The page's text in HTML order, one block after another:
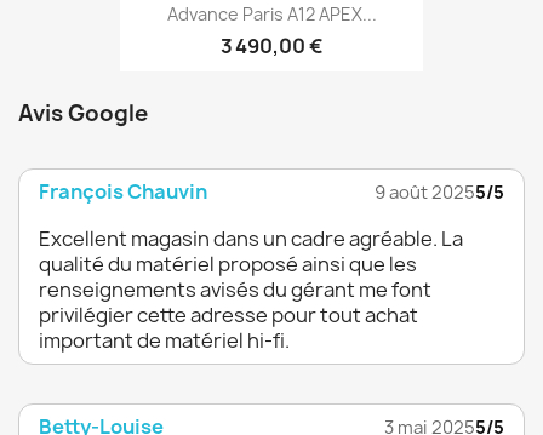
Advance Paris A12 APEX...
3 490,00 €
Avis Google
François Chauvin 9 août 20255/5
Excellent magasin dans un cadre agréable. La
qualité du matériel proposé ainsi que les
renseignements avisés du gérant me font
privilégier cette adresse pour tout achat
important de matériel hi-fi.
Betty-Louise 3 mai 20255/5